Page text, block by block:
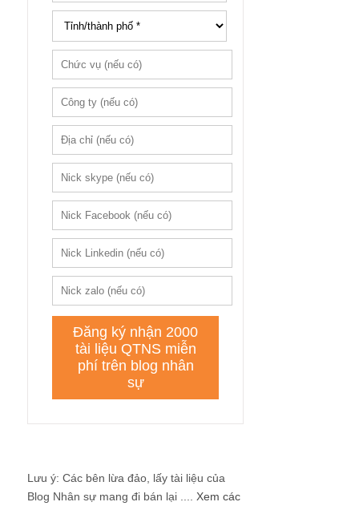
Lưu ý: Các bên lừa đảo, lấy tài liệu của
Blog Nhân sự mang đi bán lại .... Xem các